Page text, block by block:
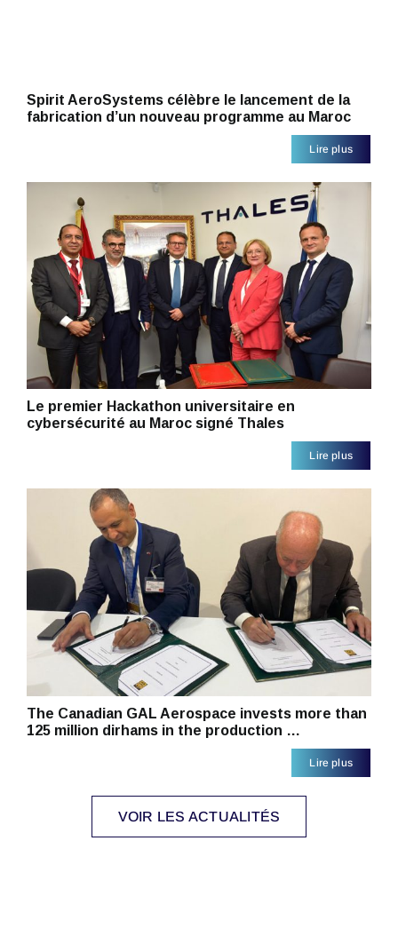
Spirit AeroSystems célèbre le lancement de la
fabrication d’un nouveau programme au Maroc
Lire plus
Le premier Hackathon universitaire en
cybersécurité au Maroc signé Thales
Lire plus
The Canadian GAL Aerospace invests more than
125 million dirhams in the production …
Lire plus
VOIR LES ACTUALITÉS